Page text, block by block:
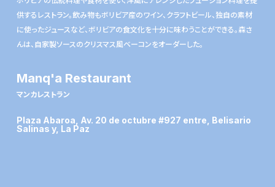
供するレストラン。飲み物もボリビア産のワイン、クラフトビール、独自の素材
に使ったジュースなど、ボリビアの食文化を十分に味わうことができる。森さ
んは、自家製ソースのクリスマス風ベーコンをオーダーした。
Manq'a Restaurant
マンカレストラン
Plaza Abaroa, Av. 20 de octubre #927 entre, Belisario
Salinas y, La Paz